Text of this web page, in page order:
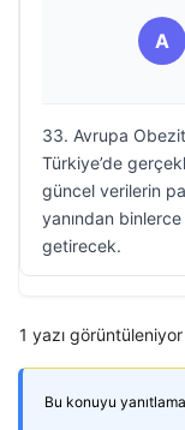
A
33. Avrupa
Türkiye’de
güncel verilerin
yanından
getirecek.
1 yazı
Bu konuyu